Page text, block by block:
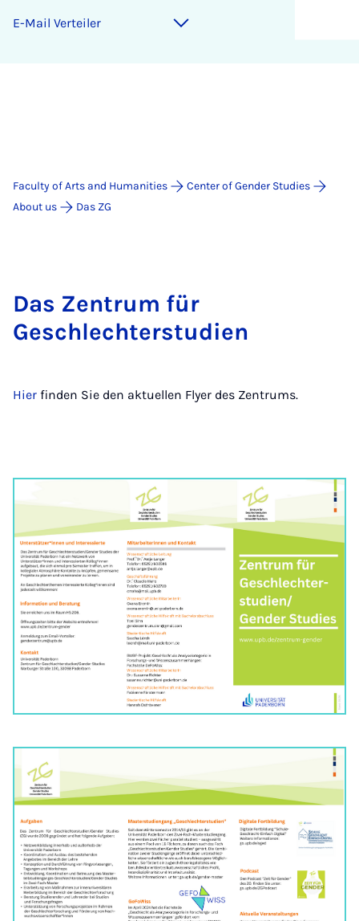
E-Mail Verteiler
Faculty of Arts and Humanities
Center of Gender Studies
About us
Das ZG
Das Zentrum für
Geschlechterstudien
Hier finden Sie den aktuellen Flyer des Zentrums.